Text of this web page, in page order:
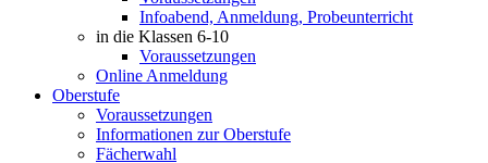
Infoabend, Anmeldung, Probeunterricht
in die Klassen 6-10
Voraussetzungen
Online Anmeldung
Oberstufe
Voraussetzungen
Informationen zur Oberstufe
Fächerwahl